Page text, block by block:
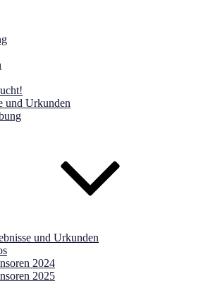
und Urkunden
und Urkunden
2024
2025